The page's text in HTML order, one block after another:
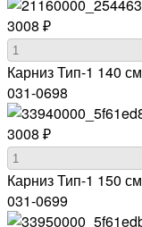
3008 ₽
Карниз Тип-1 140 см
031-0698
3008 ₽
Карниз Тип-1 150 см
031-0699